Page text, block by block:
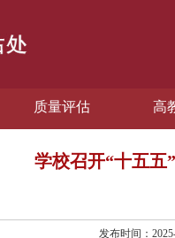
质量评估 高
学校召开“十五五
发布时间：